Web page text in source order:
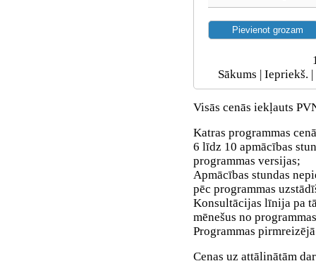
Sākums | Iepriekš. |
Visās cenās iekļauts
Katras programmas
6 līdz 10 apmācības
programmas versijas;
Apmācības stundas
pēc programmas
Konsultācijas līnija pa
mēnešus no
Programmas
Cenas uz attālinātām